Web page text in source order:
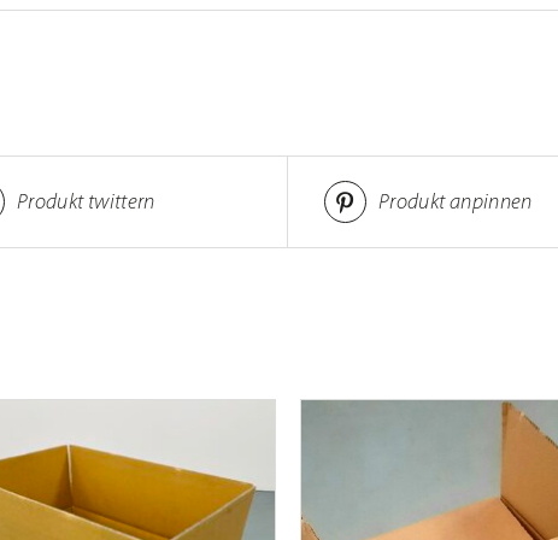
Produkt twittern Produkt anpinnen